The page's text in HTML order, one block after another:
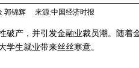
郭锦辉 来源:中国经济时报
产，并引发金融业裁员潮。随着
学生就业带来丝丝寒意。